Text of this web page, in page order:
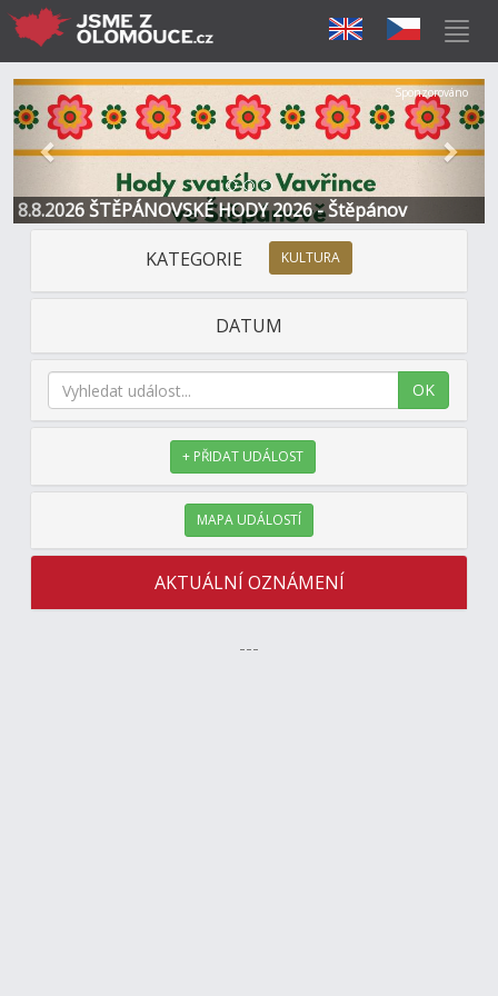
8.8.2026 ŠTĚPÁNOVSKÉ HODY 2026 - Štěpánov
Předchozí Další
Sponzorováno
KATEGORIE KULTURA
DATUM
OK
+ PŘIDAT UDÁLOST
MAPA UDÁLOSTÍ
AKTUÁLNÍ OZNÁMENÍ
---